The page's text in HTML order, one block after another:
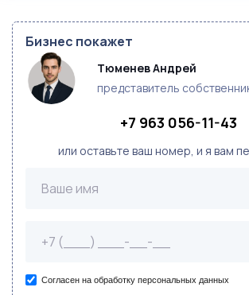
Бизнес покажет
Тюменев Андрей
представитель
+7 963 056-11-43
или оставьте ваш номер, и я вам
Согласен на обработку персональных данных